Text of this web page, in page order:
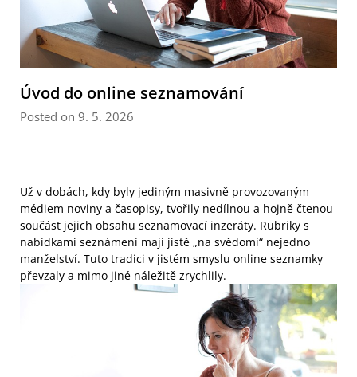
Úvod do online seznamování
Posted on 9. 5. 2026
Už v dobách, kdy byly jediným masivně provozovaným
médiem noviny a časopisy, tvořily nedílnou a hojně čtenou
součást jejich obsahu seznamovací inzeráty. Rubriky s
nabídkami seznámení mají jistě „na svědomí“ nejedno
manželství. Tuto tradici v jistém smyslu online seznamky
převzaly a mimo jiné náležitě zrychlily.